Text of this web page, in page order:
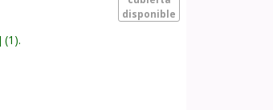
disponible
(1).